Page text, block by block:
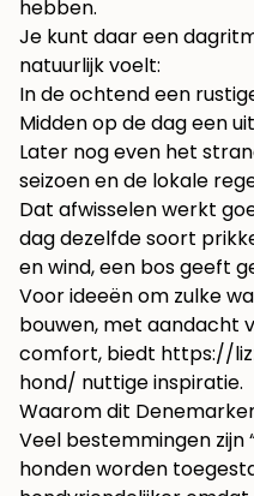
hebben.
Je kunt daar een
natuurlijk voelt:
In de ochtend een
Midden op de dag een
Later nog even het
seizoen en de lokale
Dat afwisselen werkt
dag dezelfde soort
en wind, een bos geeft
Voor ideeën om zulke
bouwen, met aandacht
comfort, biedt https://
hond/ nuttige inspiratie.
Waarom dit
Veel bestemmingen zijn
honden worden